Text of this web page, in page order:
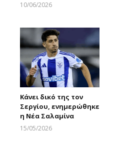
10/06/2026
Κάνει δικό της τον
Σεργίου, ενημερώθηκε
η Νέα Σαλαμίνα
15/05/2026